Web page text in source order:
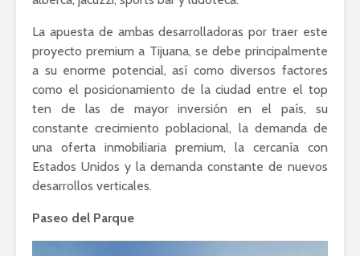
La apuesta de ambas desarrolladoras por traer este
proyecto premium a Tijuana, se debe principalmente
a su enorme potencial, así como diversos factores
como el posicionamiento de la ciudad entre el top
ten de las de mayor inversión en el país, su
constante crecimiento poblacional, la demanda de
una oferta inmobiliaria premium, la cercanía con
Estados Unidos y la demanda constante de nuevos
desarrollos verticales.
Paseo del Parque